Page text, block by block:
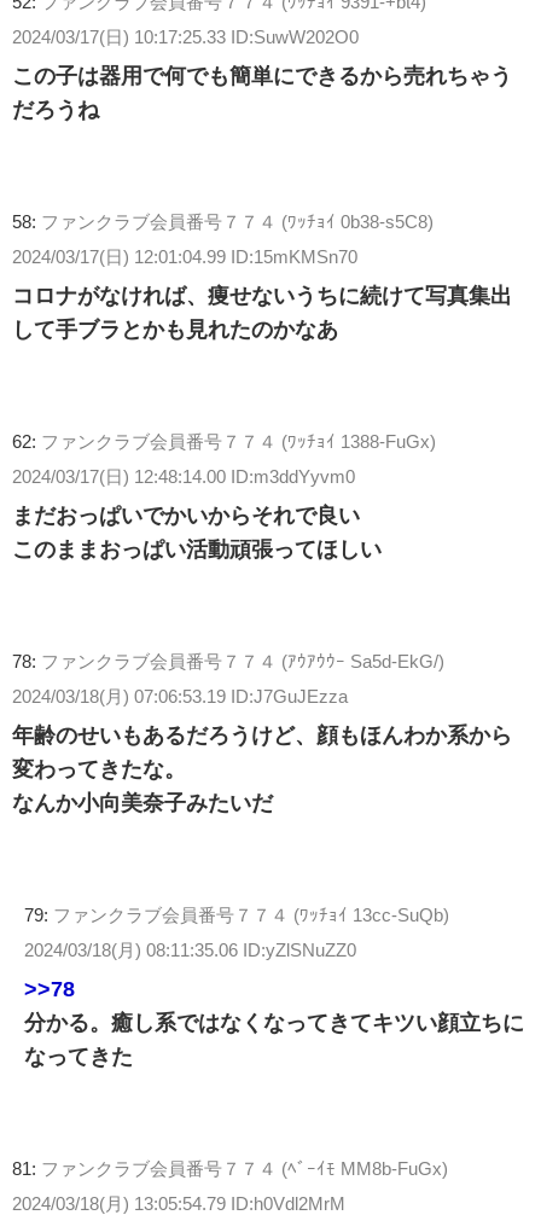
2024/03/17(日) 10:17:25.33 ID:SuwW202O0
この子は器用で何でも簡単にできるから売れちゃう
だろうね
58: ファンクラブ会員番号７７４ (ﾜｯﾁｮｲ 0b38-s5C8)
2024/03/17(日) 12:01:04.99 ID:15mKMSn70
コロナがなければ、痩せないうちに続けて写真集出
して手ブラとかも見れたのかなあ
62: ファンクラブ会員番号７７４ (ﾜｯﾁｮｲ 1388-FuGx)
2024/03/17(日) 12:48:14.00 ID:m3ddYyvm0
まだおっぱいでかいからそれで良い
このままおっぱい活動頑張ってほしい
78: ファンクラブ会員番号７７４ (ｱｳｱｳｳｰ Sa5d-EkG/)
2024/03/18(月) 07:06:53.19 ID:J7GuJEzza
年齢のせいもあるだろうけど、顔もほんわか系から
変わってきたな。
なんか小向美奈子みたいだ
79: ファンクラブ会員番号７７４ (ﾜｯﾁｮｲ 13cc-SuQb)
2024/03/18(月) 08:11:35.06 ID:yZlSNuZZ0
>>78
分かる。癒し系ではなくなってきてキツい顔立ちに
なってきた
81: ファンクラブ会員番号７７４ (ﾍﾞｰｲﾓ MM8b-FuGx)
2024/03/18(月) 13:05:54.79 ID:h0Vdl2MrM